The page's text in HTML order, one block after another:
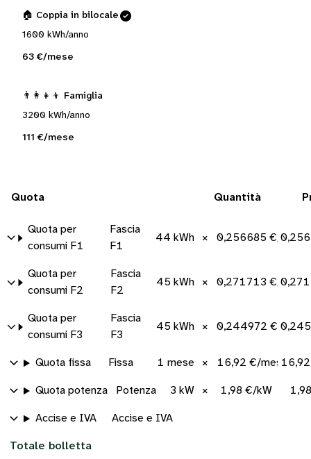
🏠 Coppia in bilocale
1600 kWh/anno
63 €/mese
👨‍👩‍👧‍👦 Famiglia
3200 kWh/anno
111 €/mese
Quota Quantità
Quota per
consumi F1
Fascia
F1
44 kWh × 0,256685 €/kWh
Quota per
consumi F2
Fascia
F2
45 kWh × 0,271713 €/kWh
Quota per
consumi F3
Fascia
F3
45 kWh × 0,244972 €/kWh
Quota fissa Fissa 1 mese × 16,92 €/mese
Quota potenza Potenza 3 kW × 1,98 €/kW
Accise e IVA Accise e IVA
Totale bolletta